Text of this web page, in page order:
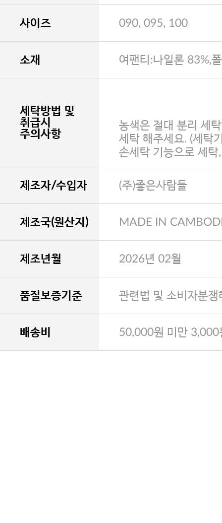
사이즈 090, 095, 100
소재 여팬티:나일론 83%,
세탁방법 및
취급시
주의사항
농색은 절대 분리 세
세탁 해주세요. (세탁
손세탁 기능으로 세탁
제조자/수입자 (주)좋은사람들
제조국(원산지) MADE IN
제조년월 2026년 02월
품질보증기준 관련법 및 소비자분
배송비 50,000원 미만 3,000